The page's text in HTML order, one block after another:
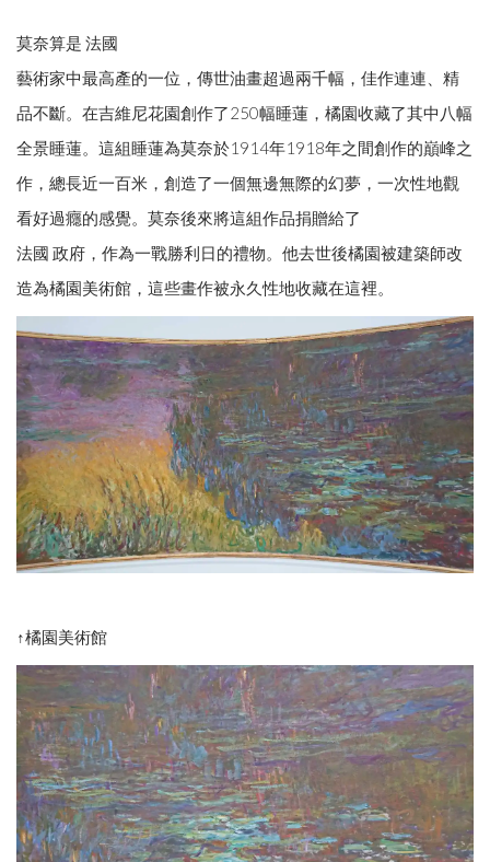
莫奈算是 法國
藝術家中最高產的一位，傳世油畫超過兩千幅，佳作連連、精
品不斷。在吉維尼花園創作了250幅睡蓮，橘園收藏了其中八幅
全景睡蓮。這組睡蓮為莫奈於1914年1918年之間創作的巔峰之
作，總長近一百米，創造了一個無邊無際的幻夢，一次性地觀
看好過癮的感覺。莫奈後來將這組作品捐贈給了
法國 政府，作為一戰勝利日的禮物。他去世後橘園被建築師改
造為橘園美術館，這些畫作被永久性地收藏在這裡。
↑橘園美術館